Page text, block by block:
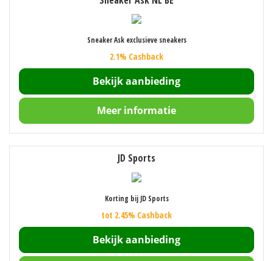
Sneaker Ask exclusieve sneakers
2.1% Cashback
Bekijk aanbieding
Meer informatie
JD Sports
Korting bij JD Sports
tot 2.45% Cashback
Bekijk aanbieding